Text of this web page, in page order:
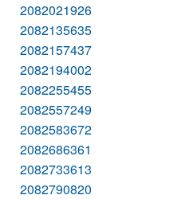
2082021926
2082135635
2082157437
2082194002
2082255455
2082557249
2082583672
2082686361
2082733613
2082790820